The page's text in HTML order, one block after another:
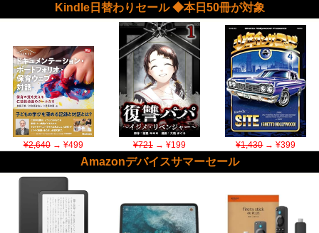
Kindle日替わりセール ◆本日50冊が対象
¥2,640→ ¥499 ¥721→ ¥199 ¥1,430→ ¥399
Amazonデバイスサマーセール